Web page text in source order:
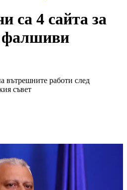
са 4 сайта за
фалшиви
вътрешните работи след
съвет